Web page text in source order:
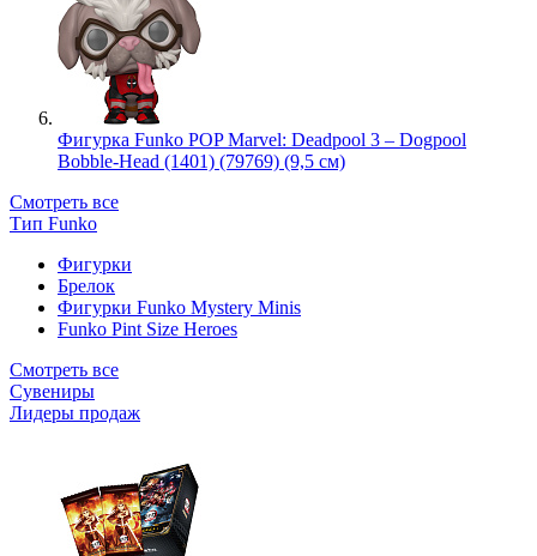
Фигурка Funko POP Marvel: Deadpool 3 – Dogpool
Bobble-Head (1401) (79769) (9,5 см)
Смотреть все
Тип Funko
Фигурки
Брелок
Фигурки Funko Mystery Minis
Funko Pint Size Heroes
Смотреть все
Сувениры
Лидеры продаж